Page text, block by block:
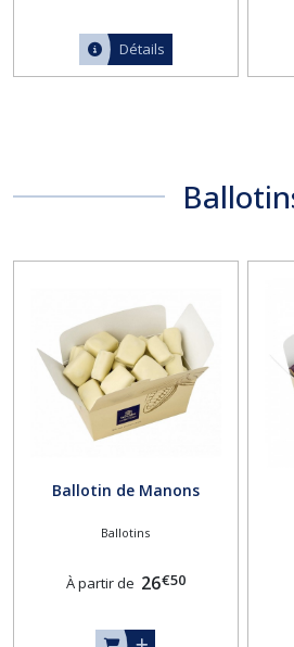
Détails
Ballotin de Manons
Ballotins
À partir de 26€50